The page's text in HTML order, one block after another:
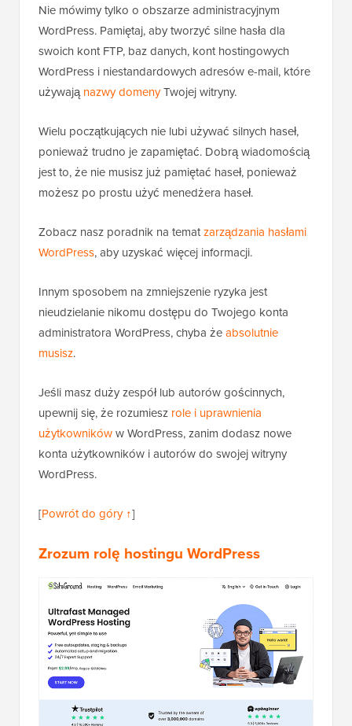
Nie mówimy tylko o obszarze administracyjnym
WordPress. Pamiętaj, aby tworzyć silne hasła dla
swoich kont FTP, baz danych, kont hostingowych
WordPress i niestandardowych adresów e-mail, które
używająnazwy domenyTwojej witryny.
Wielu początkujących nie lubi używać silnych haseł,
ponieważ trudno je zapamiętać. Dobrą wiadomością
jest to, że nie musisz już pamiętać haseł, ponieważ
możesz po prostu użyć menedżera haseł.
Zobacz nasz poradnik na tematzarządzania hasłami
WordPress, aby uzyskać więcej informacji.
Innym sposobem na zmniejszenie ryzyka jest
nieudzielanie nikomu dostępu do Twojego konta
administratora WordPress, chyba żeabsolutnie
musisz.
Jeśli masz duży zespół lub autorów gościnnych,
upewnij się, że rozumiesz role i uprawnienia
użytkownikóww WordPress, zanim dodasz nowe
konta użytkowników i autorów do swojej witryny
WordPress.
[Powrót do góry ↑]
Zrozum rolę hostingu WordPress